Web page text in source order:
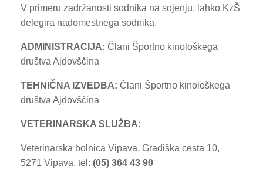
V primeru zadržanosti sodnika na sojenju, lahko KzŠ
delegira nadomestnega sodnika.
ADMINISTRACIJA: Člani Športno kinološkega
društva Ajdovščina
TEHNIČNA IZVEDBA: Člani Športno kinološkega
društva Ajdovščina
VETERINARSKA SLUŽBA:
Veterinarska bolnica Vipava, Gradiška cesta 10,
5271 Vipava, tel: (05) 364 43 90